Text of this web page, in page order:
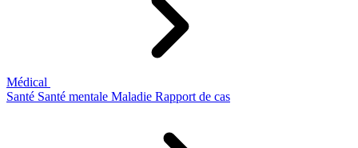
Médical
Santé Santé mentale Maladie Rapport de cas